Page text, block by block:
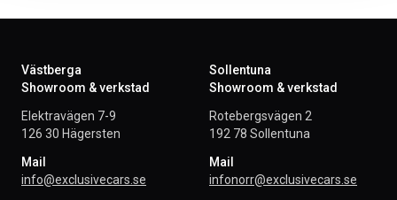
Västberga
Showroom & verkstad
Elektravägen 7-9
126 30 Hägersten
Mail
info@exclusivecars.se
Sollentuna
Showroom & verkstad
Rotebergsvägen 2
192 78 Sollentuna
Mail
infonorr@exclusivecars.se